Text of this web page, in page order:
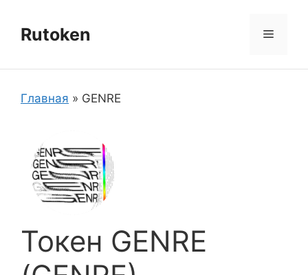
содержимому
Rutoken Меню
Главная » GENRE
Токен GENRE